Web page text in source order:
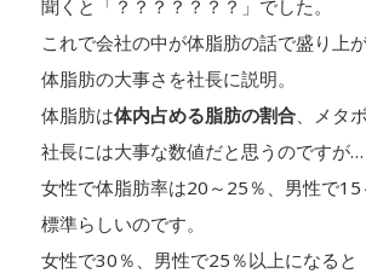
聞くと「？？？？？？？」でした。
これで会社の中が体脂肪の話で盛り上
体脂肪の大事さを社長に説明。
体脂肪は体内占める脂肪の割合 、メタ
社長には大事な数値だと思うのですが…
女性で体脂肪率は20～25％、男性で
標準らしいのです。
女性で30％、男性で25％以上になると